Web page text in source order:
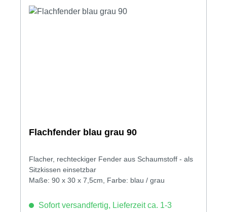
Flachfender blau grau 90
Flacher, rechteckiger Fender aus Schaumstoff - als
Sitzkissen einsetzbar
Maße: 90 x 30 x 7,5cm, Farbe: blau / grau
Sofort versandfertig, Lieferzeit ca. 1-3